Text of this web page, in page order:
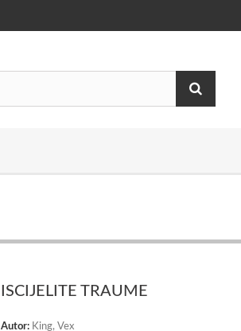
ISCIJELITE TRAUME
Autor: King, Vex